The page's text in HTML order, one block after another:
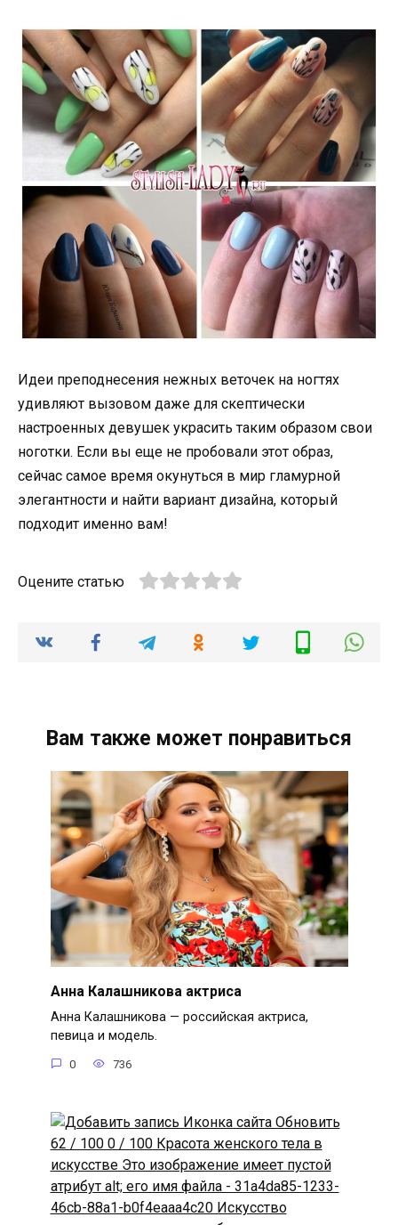
Идеи преподнесения нежных веточек на ногтях
удивляют вызовом даже для скептически
настроенных девушек украсить таким образом свои
ноготки. Если вы еще не пробовали этот образ,
сейчас самое время окунуться в мир гламурной
элегантности и найти вариант дизайна, который
подходит именно вам!
Оцените статью
Вам также может понравиться
Анна Калашникова актриса
Анна Калашникова — российская актриса,
певица и модель.
0 736